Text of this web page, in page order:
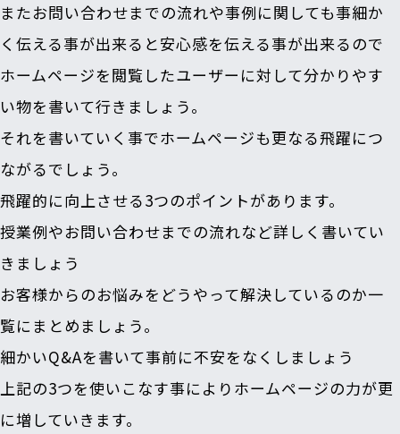
またお問い合わせまでの流れや事例に関しても事細か
く伝える事が出来ると安心感を伝える事が出来るので
ホームページを閲覧したユーザーに対して分かりやす
い物を書いて行きましょう。
それを書いていく事でホームページも更なる飛躍につ
ながるでしょう。
飛躍的に向上させる3つのポイントがあります。
授業例やお問い合わせまでの流れなど詳しく書いてい
きましょう
お客様からのお悩みをどうやって解決しているのか一
覧にまとめましょう。
細かいQ&Aを書いて事前に不安をなくしましょう
上記の3つを使いこなす事によりホームページの力が更
に増していきます。